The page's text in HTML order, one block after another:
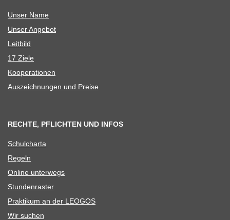
Unser Name
Unser Ange­bot
Leit­bild
17 Ziele
Koope­ra­tio­nen
Aus­zeich­nun­gen und Preise
RECHTE, PFLICHTEN UND INFOS
Schul­charta
Regeln
Online unter­wegs
Stun­den­ras­ter
Prak­ti­kum an der LEOGOS
Wir suchen